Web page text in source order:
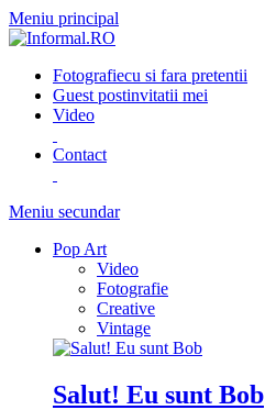
Meniu principal
Fotografiecu si fara pretentii
Guest postinvitatii mei
Video
Contact
Meniu secundar
Pop Art
Video
Fotografie
Creative
Vintage
Salut! Eu sunt Bob